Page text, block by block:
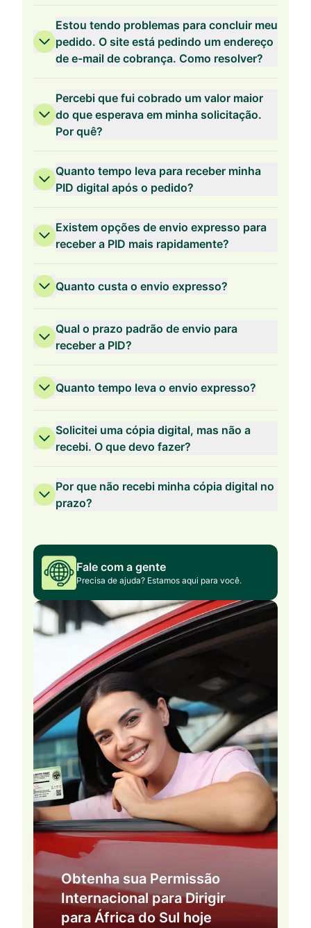
Validade de 2 Anos
Estou tendo problemas para concluir meu
pedido. O site está pedindo um endereço
de e-mail de cobrança. Como resolver?
Percebi que fui cobrado um valor maior
do que esperava em minha solicitação.
Por quê?
Quanto tempo leva para receber minha
PID digital após o pedido?
Existem opções de envio expresso para
receber a PID mais rapidamente?
Quanto custa o envio expresso?
Qual o prazo padrão de envio para
receber a PID?
Quanto tempo leva o envio expresso?
Solicitei uma cópia digital, mas não a
recebi. O que devo fazer?
Por que não recebi minha cópia digital no
prazo?
Fale com a gente
Precisa de ajuda? Estamos aqui para você.
Obtenha sua Permissão
Internacional para Dirigir
para África do Sul hoje